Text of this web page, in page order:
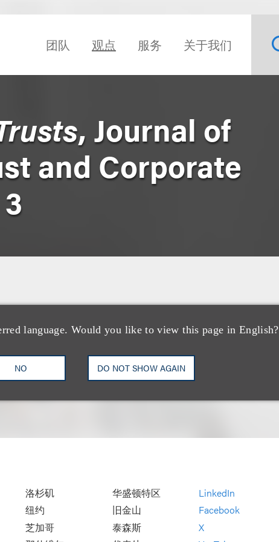
团队 观点 服务 关于我们
language. Would you like to view this page in English?
NO DO NOT SHOW AGAIN
, Journal of
and Corporate
洛杉矶
纽约
芝加哥
华盛顿特区
旧金山
泰森斯
LinkedIn
Facebook
X